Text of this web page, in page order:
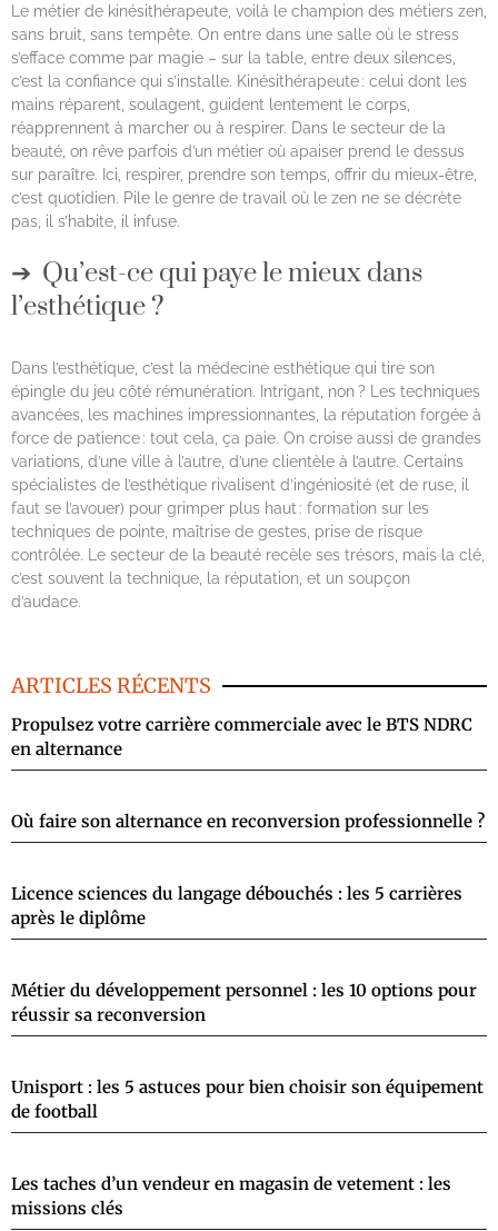
Le métier de kinésithérapeute, voilà le champion des métiers zen,
sans bruit, sans tempête. On entre dans une salle où le stress
s’efface comme par magie – sur la table, entre deux silences,
c’est la confiance qui s’installe. Kinésithérapeute : celui dont les
mains réparent, soulagent, guident lentement le corps,
réapprennent à marcher ou à respirer. Dans le secteur de la
beauté, on rêve parfois d’un métier où apaiser prend le dessus
sur paraître. Ici, respirer, prendre son temps, offrir du mieux-être,
c’est quotidien. Pile le genre de travail où le zen ne se décrète
pas, il s’habite, il infuse.
Qu’est-ce qui paye le mieux dans
l’esthétique ?
Dans l’esthétique, c’est la médecine esthétique qui tire son
épingle du jeu côté rémunération. Intrigant, non ? Les techniques
avancées, les machines impressionnantes, la réputation forgée à
force de patience : tout cela, ça paie. On croise aussi de grandes
variations, d’une ville à l’autre, d’une clientèle à l’autre. Certains
spécialistes de l’esthétique rivalisent d’ingéniosité (et de ruse, il
faut se l’avouer) pour grimper plus haut : formation sur les
techniques de pointe, maîtrise de gestes, prise de risque
contrôlée. Le secteur de la beauté recèle ses trésors, mais la clé,
c’est souvent la technique, la réputation, et un soupçon
d’audace.
ARTICLES RÉCENTS
Propulsez votre carrière commerciale avec le BTS NDRC
en alternance
Où faire son alternance en reconversion professionnelle ?
Licence sciences du langage débouchés : les 5 carrières
après le diplôme
Métier du développement personnel : les 10 options pour
réussir sa reconversion
Unisport : les 5 astuces pour bien choisir son équipement
de football
Les taches d’un vendeur en magasin de vetement : les
missions clés